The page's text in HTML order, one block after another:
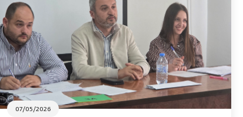
07/05/2026